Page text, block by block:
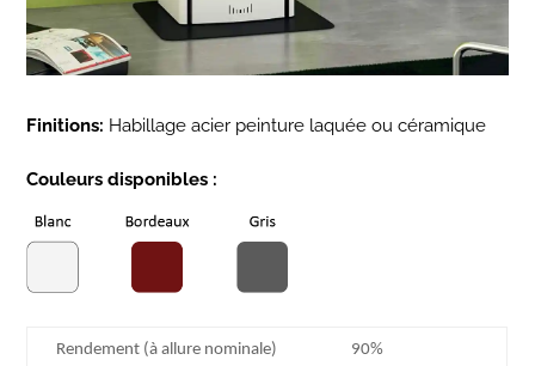
Finitions: Habillage acier peinture laquée ou céramique
Couleurs disponibles :
Rendement (à allure nominale) 90%